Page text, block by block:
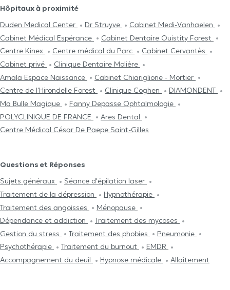
Hôpitaux à proximité
Duden Medical Center
Dr Struyve
Cabinet Medi-Vanhaelen
Cabinet Médical Espérance
Cabinet Dentaire Ouistity Forest
Centre Kinex
Centre médical du Parc
Cabinet Cervantès
Cabinet privé
Clinique Dentaire Molière
Amala Espace Naissance
Cabinet Chiariglione - Mortier
Centre de l'Hirondelle Forest
Clinique Coghen
DIAMONDENT
Ma Bulle Magique
Fanny Depasse Ophtalmologie
POLYCLINIQUE DE FRANCE
Ares Dental
Centre Médical César De Paepe Saint-Gilles
Questions et Réponses
Sujets généraux
Séance d'épilation laser
Traitement de la dépression
Hypnothérapie
Traitement des angoisses
Ménopause
Dépendance et addiction
Traitement des mycoses
Gestion du stress
Traitement des phobies
Pneumonie
Psychothérapie
Traitement du burnout
EMDR
Accompagnement du deuil
Hypnose médicale Allaitement